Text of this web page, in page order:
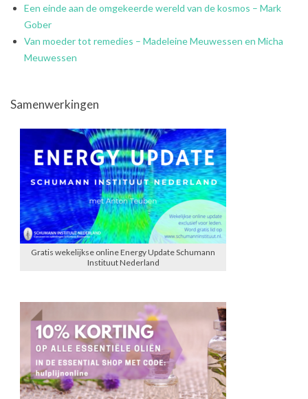
Een einde aan de omgekeerde wereld van de kosmos – Mark
Gober
Van moeder tot remedies – Madeleine Meuwessen en Micha
Meuwessen
Samenwerkingen
Gratis wekelijkse online Energy Update Schumann
Instituut Nederland